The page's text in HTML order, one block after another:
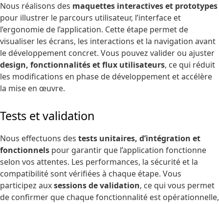
Nous réalisons des maquettes interactives et prototypes
pour illustrer le parcours utilisateur, l’interface et
l’ergonomie de l’application. Cette étape permet de
visualiser les écrans, les interactions et la navigation avant
le développement concret. Vous pouvez valider ou ajuster
design, fonctionnalités et flux utilisateurs, ce qui réduit
les modifications en phase de développement et accélère
la mise en œuvre.
Tests et validation
Nous effectuons des tests unitaires, d’intégration et
fonctionnels pour garantir que l’application fonctionne
selon vos attentes. Les performances, la sécurité et la
compatibilité sont vérifiées à chaque étape. Vous
participez auxsessions de validation, ce qui vous permet
de confirmer que chaque fonctionnalité est opérationnelle,